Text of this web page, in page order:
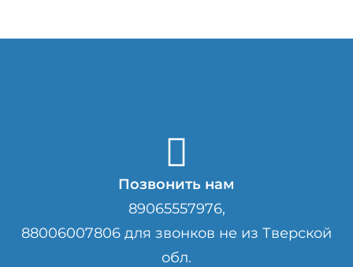
Позвонить нам
89065557976,
88006007806 для звонков не из Тверской
обл.